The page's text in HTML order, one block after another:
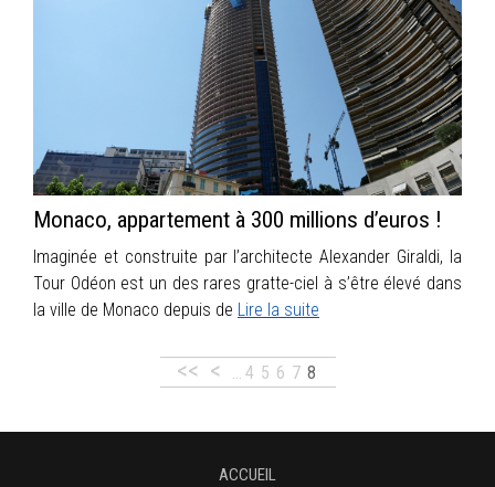
Monaco, appartement à 300 millions d’euros !
Imaginée et construite par l’architecte Alexander Giraldi, la
Tour Odéon est un des rares gratte-ciel à s’être élevé dans
la ville de Monaco depuis de Lire la suite
<< < 4 5 6 7 8
ACCUEIL